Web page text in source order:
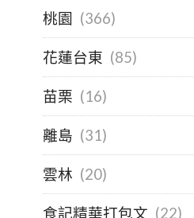
桃園 (366)
花蓮台東 (85)
苗栗 (16)
離島 (31)
雲林 (20)
食記精華打包文 (22)